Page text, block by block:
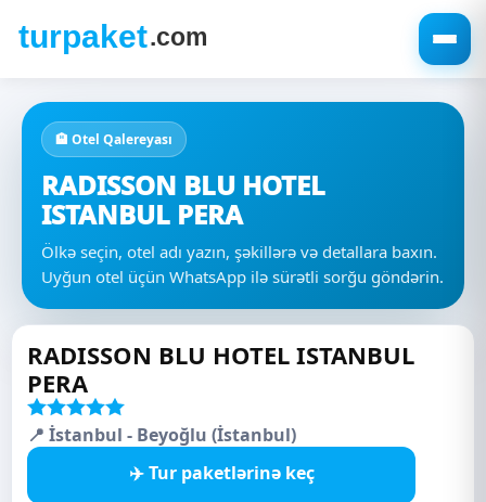
🏨 Otel Qalereyası
RADISSON BLU HOTEL
ISTANBUL PERA
Ölkə seçin, otel adı yazın, şəkillərə və detallara baxın.
Uyğun otel üçün WhatsApp ilə sürətli sorğu göndərin.
RADISSON BLU HOTEL ISTANBUL
PERA
📍 İstanbul - Beyoğlu (İstanbul)
✈️ Tur paketlərinə keç